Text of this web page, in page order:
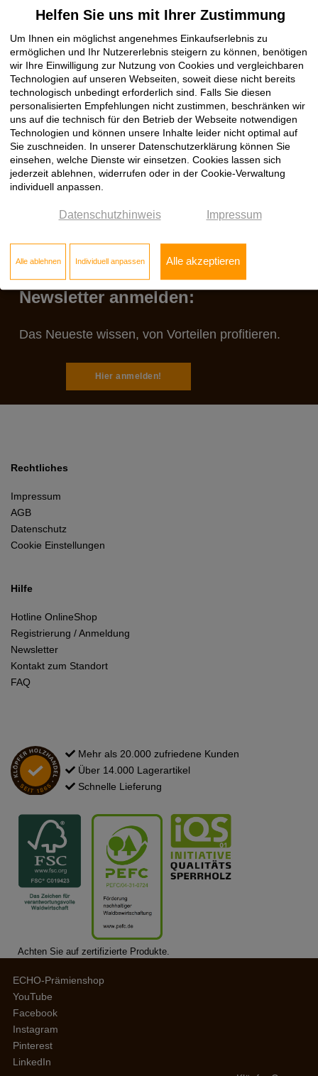
Downloads
technisches Datenblatt
CLEAF ABS Kante
09.03.2021
Jetzt zum Klöpfer
Newsletter anmelden:
Das Neueste wissen, von Vorteilen profitieren.
Hier anmelden!
Rechtliches
Impressum
AGB
Datenschutz
Cookie Einstellungen
Hilfe
Hotline OnlineShop
Registrierung / Anmeldung
Newsletter
Kontakt zum Standort
FAQ
Mehr als 20.000 zufriedene Kunden
Über 14.000 Lagerartikel
Schnelle Lieferung
Achten Sie auf zertifizierte Produkte.
ECHO-Prämienshop
YouTube
Facebook
Instagram
Pinterest
LinkedIn
Helfen Sie uns mit Ihrer Zustimmung
Um Ihnen ein möglichst angenehmes Einkaufserlebnis zu
ermöglichen und Ihr Nutzererlebnis steigern zu können, benötigen
wir Ihre Einwilligung zur Nutzung von Cookies und vergleichbaren
Technologien auf unseren Webseiten, soweit diese nicht bereits
technologisch unbedingt erforderlich sind. Falls Sie diesen
personalisierten Empfehlungen nicht zustimmen, beschränken wir
uns auf die technisch für den Betrieb der Webseite notwendigen
Technologien und können unsere Inhalte leider nicht optimal auf
Sie zuschneiden. In unserer Datenschutzerklärung können Sie
einsehen, welche Dienste wir einsetzen. Cookies lassen sich
jederzeit ablehnen, widerrufen oder in der Cookie-Verwaltung
individuell anpassen.
Datenschutzhinweis Impressum
Alle ablehnen Individuell anpassen Alle akzeptieren